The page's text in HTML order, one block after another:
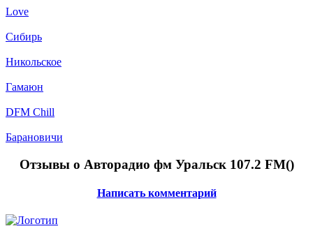
Love
Сибирь
Никольское
Гамаюн
DFM Chill
Барановичи
Отзывы о Авторадио фм Уральск 107.2 FM()
Написать комментарий